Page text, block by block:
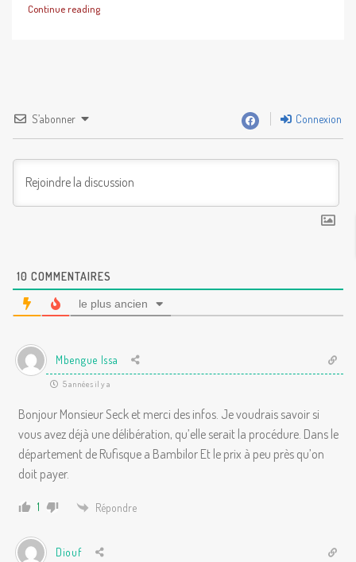
Continue reading
S’abonner Connexion
10 COMMENTAIRES
le plus ancien
Mbengue Issa
5 années il y a
Bonjour Monsieur Seck et merci des infos. Je voudrais savoir si
vous avez déjà une délibération, qu’elle serait la procédure. Dans le
département de Rufisque a Bambilor Et le prix à peu près qu’on
doit payer.
1 Répondre
Diouf